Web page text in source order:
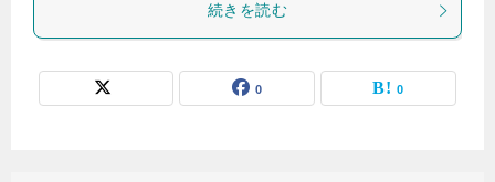
続きを読む
0 0